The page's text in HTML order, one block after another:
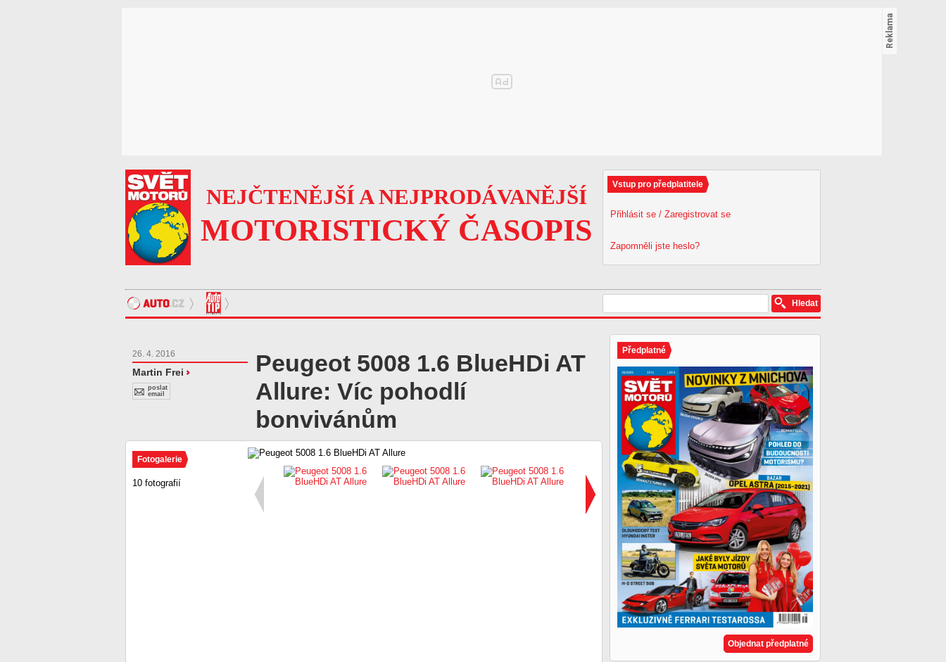
Vstup pro předplatitele
Přihlásit se / Zaregistrovat se
Zapomněli jste heslo?
NEJČTENĚJŠÍ A NEJPRODÁVANĚJŠÍ
MOTORISTICKÝ ČASOPIS
26. 4. 2016
Martin Frei
poslat
email
Peugeot 5008 1.6 BlueHDi AT
Allure: Víc pohodlí
bonvivánům
Fotogalerie
10 fotografií
Předplatné
Objednat předplatné